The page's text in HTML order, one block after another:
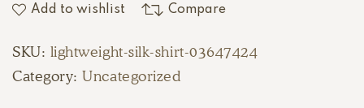
Add to wishlist Compare
SKU: lightweight-silk-shirt-03647424
Category:Uncategorized